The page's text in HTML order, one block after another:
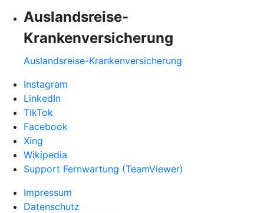
Auslandsreise-
Krankenversicherung
Auslandsreise-Krankenversicherung
Instagram
LinkedIn
TikTok
Facebook
Xing
Wikipedia
Support Fernwartung (TeamViewer)
Impressum
Datenschutz